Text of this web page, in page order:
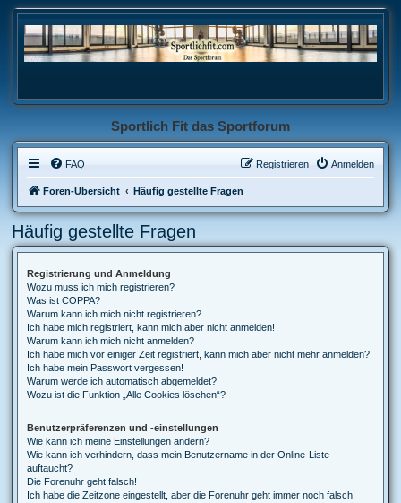
Sportlich Fit das Sportforum
FAQ Anmelden
Registrieren
Foren-Übersicht Häufig gestellte Fragen
Häufig gestellte Fragen
Registrierung und Anmeldung
Wozu muss ich mich registrieren?
Was ist COPPA?
Warum kann ich mich nicht registrieren?
Ich habe mich registriert, kann mich aber nicht anmelden!
Warum kann ich mich nicht anmelden?
Ich habe mich vor einiger Zeit registriert, kann mich aber nicht mehr anmelden?!
Ich habe mein Passwort vergessen!
Warum werde ich automatisch abgemeldet?
Wozu ist die Funktion „Alle Cookies löschen“?
Benutzerpräferenzen und -einstellungen
Wie kann ich meine Einstellungen ändern?
Wie kann ich verhindern, dass mein Benutzername in der Online-Liste
auftaucht?
Die Forenuhr geht falsch!
Ich habe die Zeitzone eingestellt, aber die Forenuhr geht immer noch falsch!